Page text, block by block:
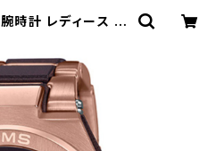
時計 レディース M